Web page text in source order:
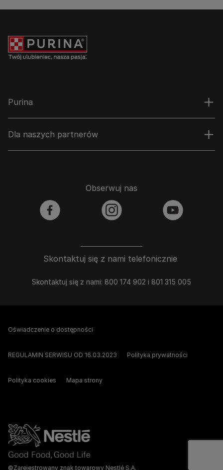
Purina
Dla naszych partnerów
Skontaktuj się z nami telefonicznie
Skontaktuj się z nami: 800 174 902 i 801 315 005
Obserwuj nas
facebook instagram youtube
©Zarejestrowany znak towarowy Nestlé S.A.
Oświadczenie o dostępności
REGULAMIN SERWISU OD 16.03.2023 Polityka prywatności
Polityka cookies Mapa strony